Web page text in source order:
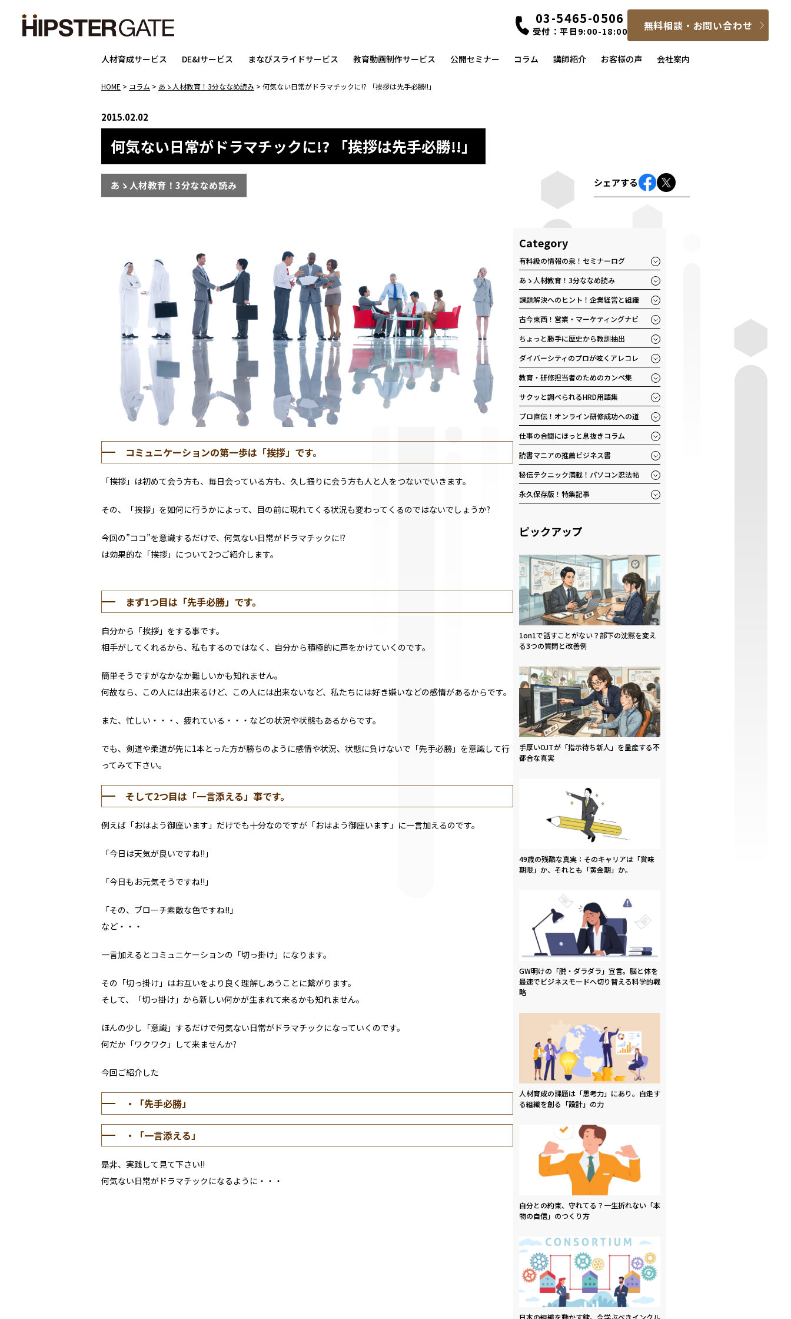
03-5465-0506
受付：平日9:00-18:00 無料相談・お問い合わせ
人材育成サービス DE&Iサービス まなびスライドサービス 教育動画制作サービス 公開セミナー コラム 講師紹介 お客様の声 会社案内
HOME > コラム > あゝ人材教育！3分ななめ読み > 何気ない日常がドラマチックに!? 「挨拶は先手必勝!!」
2015.02.02
何気ない日常がドラマチックに!? 「挨拶は先手必勝!!」
あゝ人材教育！3分ななめ読み シェアする
コミュニケーションの第一歩は「挨拶」です。
「挨拶」は初めて会う方も、毎日会っている方も、久し振りに会う方も人と人をつないでいきます。
その、「挨拶」を如何に行うかによって、目の前に現れてくる状況も変わってくるのではないでしょうか?
今回の”ココ”を意識するだけで、何気ない日常がドラマチックに!?
は効果的な「挨拶」について2つご紹介します。
まず1つ目は「先手必勝」です。
自分から「挨拶」をする事です。
相手がしてくれるから、私もするのではなく、自分から積極的に声をかけていくのです。
簡単そうですがなかなか難しいかも知れません。
何故なら、この人には出来るけど、この人には出来ないなど、私たちには好き嫌いなどの感情があるからです。
また、忙しい・・・、疲れている・・・などの状況や状態もあるからです。
でも、剣道や柔道が先に1本とった方が勝ちのように感情や状況、状態に負けないで「先手必勝」を意識して行
ってみて下さい。
そして2つ目は「一言添える」事です。
例えば「おはよう御座います」だけでも十分なのですが「おはよう御座います」に一言加えるのです。
「今日は天気が良いですね!!」
「今日もお元気そうですね!!」
「その、ブローチ素敵な色ですね!!」
など・・・
一言加えるとコミュニケーションの「切っ掛け」になります。
その「切っ掛け」はお互いをより良く理解しあうことに繋がります。
そして、「切っ掛け」から新しい何かが生まれて来るかも知れません。
ほんの少し「意識」するだけで何気ない日常がドラマチックになっていくのです。
何だか「ワクワク」して来ませんか?
今回ご紹介した
・「先手必勝」
・「一言添える」
是非、実践して見て下さい!!
何気ない日常がドラマチックになるように・・・
Category
有料級の情報の泉！セミナーログ
あゝ人材教育！3分ななめ読み
課題解決へのヒント！企業経営と組織
古今東西！営業・マーケティングナビ
ちょっと勝手に歴史から教訓抽出
ダイバーシティのプロが呟くアレコレ
教育・研修担当者のためのカンペ集
サクッと調べられるHRD用語集
プロ直伝！オンライン研修成功への道
仕事の合間にほっと息抜きコラム
読書マニアの推薦ビジネス書
秘伝テクニック満載！パソコン忍法帖
永久保存版！特集記事
ピックアップ
1on1で話すことがない？部下の沈黙を変え
る3つの質問と改善例
手厚いOJTが「指示待ち新人」を量産する不
都合な真実
49歳の残酷な真実：そのキャリアは「賞味
期限」か、それとも「黄金期」か。
GW明けの「脱・ダラダラ」宣言。脳と体を
最速でビジネスモードへ切り替える科学的戦
略
人材育成の課題は「思考力」にあり。自走す
る組織を創る「設計」の力
自分との約束、守れてる？一生折れない「本
物の自信」のつくり方
日本の組織を動かす鍵。今学ぶべきインクル